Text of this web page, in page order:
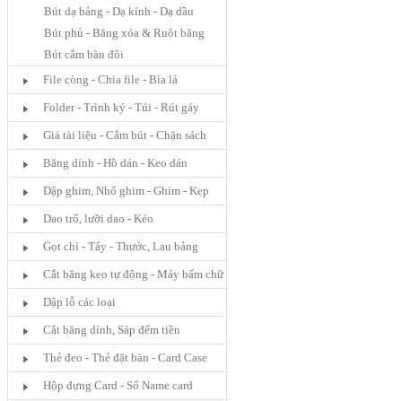
Bút dạ bảng - Dạ kính - Dạ dầu
Bút phủ - Băng xóa & Ruột băng
Bút cắm bàn đôi
File còng - Chia file - Bìa lá
Folder - Trình ký - Túi - Rút gáy
Giá tài liệu - Cắm bút - Chặn sách
Băng dính - Hồ dán - Keo dán
Dập ghim, Nhổ ghim - Ghim - Kẹp
Dao trổ, lưỡi dao - Kéo
Gọt chì - Tẩy - Thước, Lau bảng
Cắt băng keo tự động - Máy bấm chữ
nổi
Dập lỗ các loại
Cắt băng dính, Sáp đếm tiền
Thẻ đeo - Thẻ đặt bàn - Card Case
Hộp đựng Card - Sổ Name card